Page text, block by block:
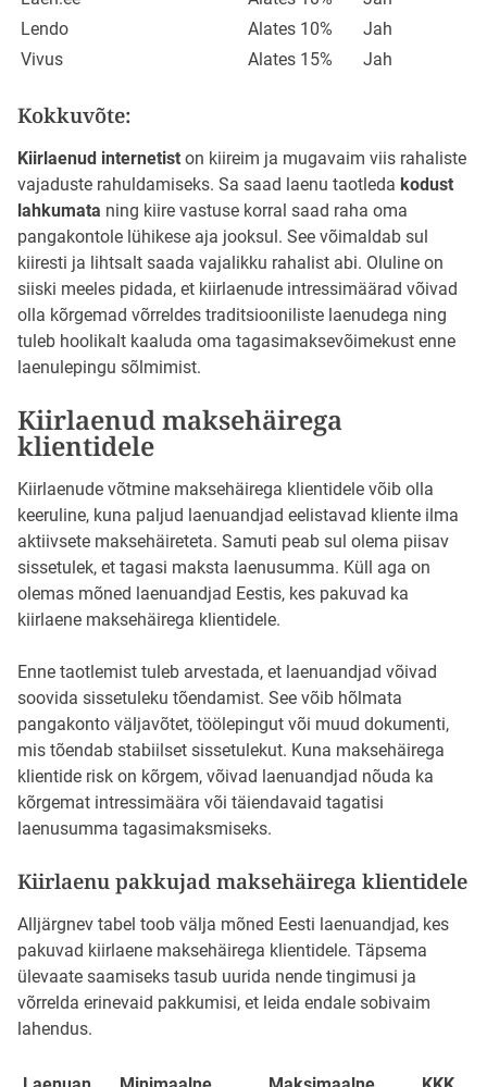
Lendo
Alates 10%
Jah
Vivus
Alates 15% Jah
Kokkuvõte:
Kiirlaenud internetist on kiireim ja mugavaim viis rahaliste
vajaduste rahuldamiseks. Sa saad laenu taotleda kodust
lahkumata ning kiire vastuse korral saad raha oma
pangakontole lühikese aja jooksul. See võimaldab sul
kiiresti ja lihtsalt saada vajalikku rahalist abi. Oluline on
siiski meeles pidada, et kiirlaenude intressimäärad võivad
olla kõrgemad võrreldes traditsiooniliste laenudega ning
tuleb hoolikalt kaaluda oma tagasimaksevõimekust enne
laenulepingu sõlmimist.
Kiirlaenud maksehäirega
klientidele
Kiirlaenude võtmine maksehäirega klientidele võib olla
keeruline, kuna paljud laenuandjad eelistavad kliente ilma
aktiivsete maksehäireteta. Samuti peab sul olema piisav
sissetulek, et tagasi maksta laenusumma. Küll aga on
olemas mõned laenuandjad Eestis, kes pakuvad ka
kiirlaene maksehäirega klientidele.
Enne taotlemist tuleb arvestada, et laenuandjad võivad
soovida sissetuleku tõendamist. See võib hõlmata
pangakonto väljavõtet, töölepingut või muud dokumenti,
mis tõendab stabiilset sissetulekut. Kuna maksehäirega
klientide risk on kõrgem, võivad laenuandjad nõuda ka
kõrgemat intressimäära või täiendavaid tagatisi
laenusumma tagasimaksmiseks.
Kiirlaenu pakkujad maksehäirega klientidele
Alljärgnev tabel toob välja mõned Eesti laenuandjad, kes
pakuvad kiirlaene maksehäirega klientidele. Täpsema
ülevaate saamiseks tasub uurida nende tingimusi ja
võrrelda erinevaid pakkumisi, et leida endale sobivaim
lahendus.